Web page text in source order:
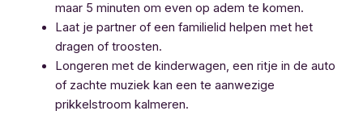
maar 5 minuten om even op adem te komen.
Laat je partner of een familielid helpen met het
dragen of troosten.
Longeren met de kinderwagen, een ritje in de auto
of zachte muziek kan een te aanwezige
prikkelstroom kalmeren.